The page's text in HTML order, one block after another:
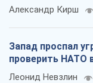
Александр Кирш
Запад проспал
проверить НАТО
Леонид Невзлин